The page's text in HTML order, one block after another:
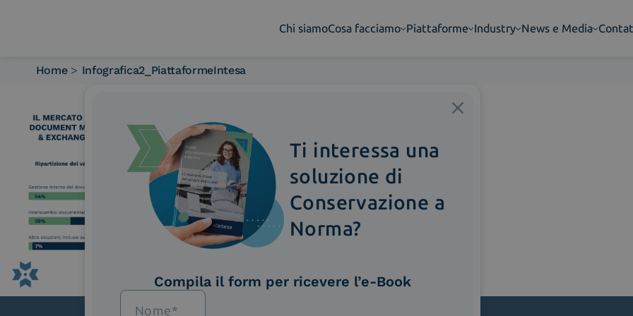
Chi siamoCosa facciamo Piattaforme Industry News e Media
Cosa facciamo
Piattaforme
News e Media
Contattaci
Home > Infografica2_PiattaformeIntesa
Ti interessa una
soluzione di
Conservazione a
Norma?
Compila il form per ricevere l’e-Book